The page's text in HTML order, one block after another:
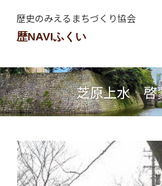
歴史のみえるまちづくり協会
歴NAVIふくい
芝原上水 啓